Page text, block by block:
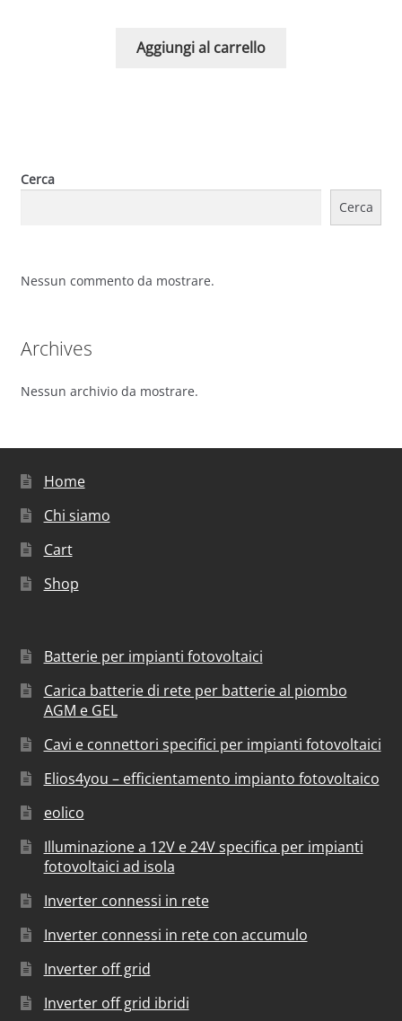
Aggiungi al carrello
Cerca
Cerca
Nessun commento da mostrare.
Archives
Nessun archivio da mostrare.
Home
Chi siamo
Cart
Shop
Batterie per impianti fotovoltaici
Carica batterie di rete per batterie al piombo
AGM e GEL
Cavi e connettori specifici per impianti fotovoltaici
Elios4you – efficientamento impianto fotovoltaico
eolico
Illuminazione a 12V e 24V specifica per impianti
fotovoltaici ad isola
Inverter connessi in rete
Inverter connessi in rete con accumulo
Inverter off grid
Inverter off grid ibridi